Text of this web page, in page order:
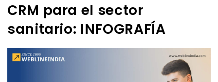
CRM para el sector
sanitario: INFOGRAFÍA